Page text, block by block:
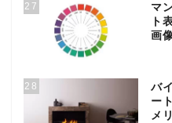
27
マ
ト
画
28
バ
ー
メ